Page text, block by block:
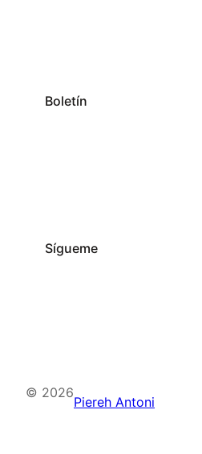
Boletín
Sígueme
© 2026
Piereh Antoni